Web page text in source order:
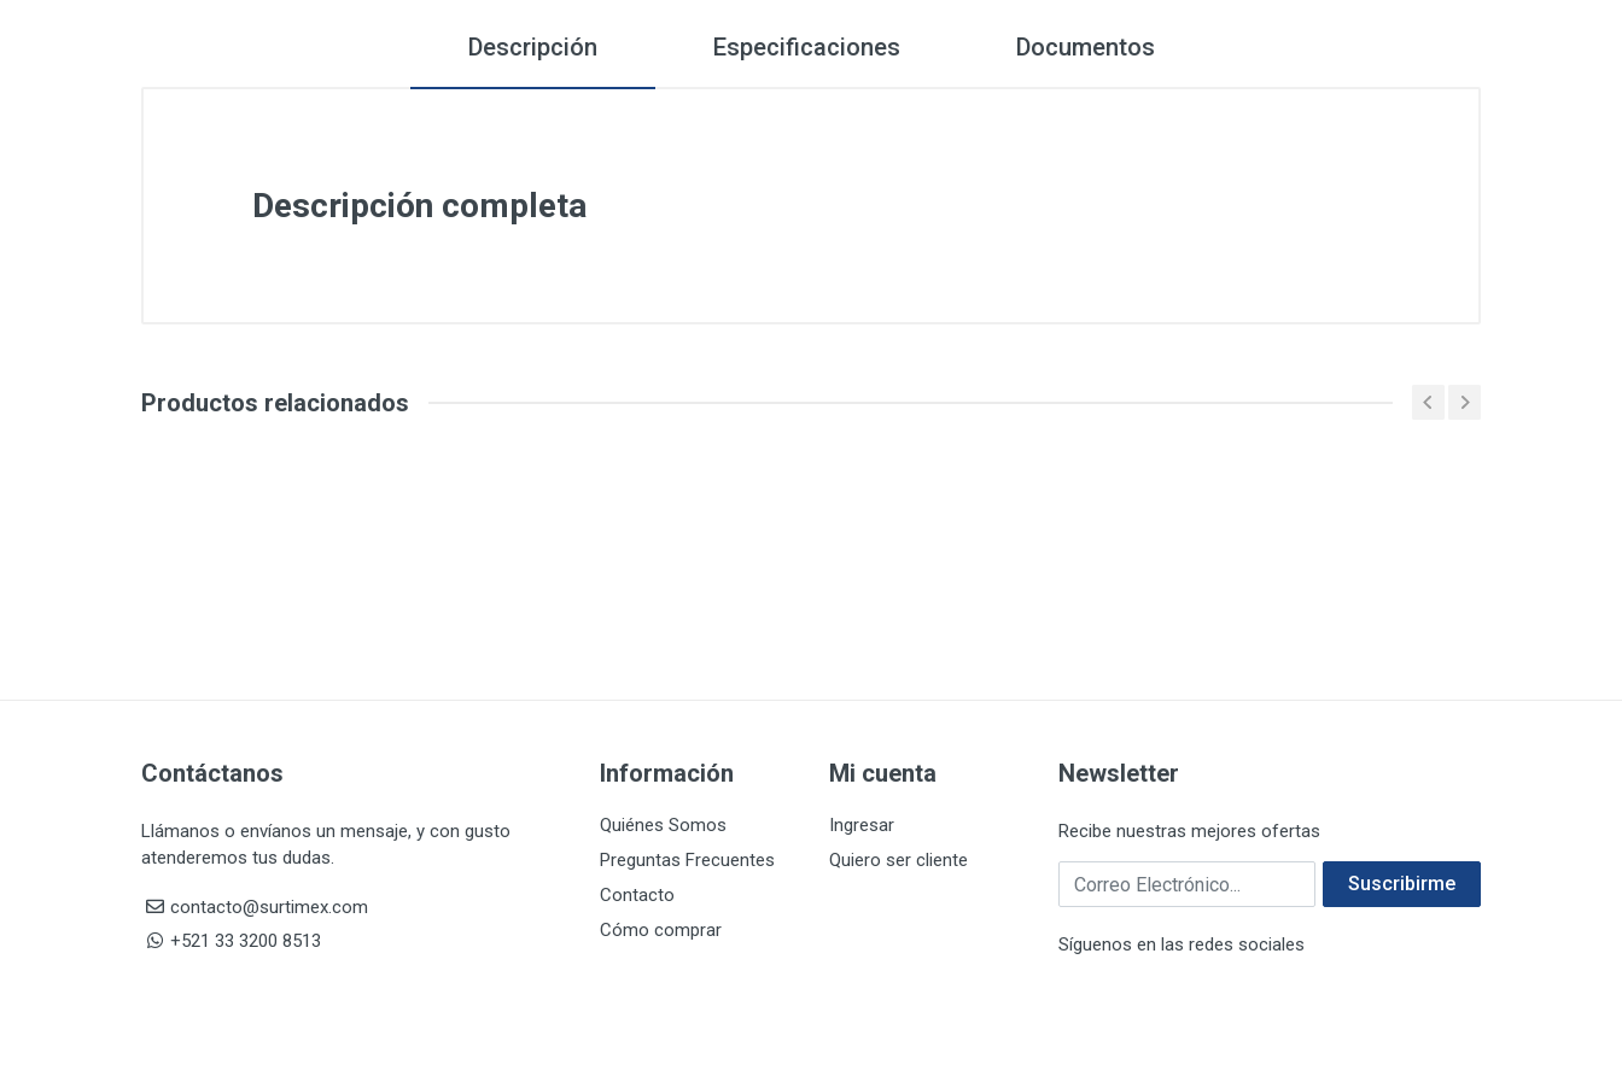
Descripción Especificaciones Documentos
Descripción completa
Productos relacionados
Contáctanos
Llámanos o envíanos un mensaje, y con gusto
atenderemos tus dudas.
contacto@surtimex.com
+521 33 3200 8513
Información
Quiénes Somos
Preguntas Frecuentes
Contacto
Cómo comprar
Mi cuenta
Ingresar
Quiero ser cliente
Newsletter
Recibe nuestras mejores ofertas
Correo electrónico Suscribirme
Síguenos en las redes sociales